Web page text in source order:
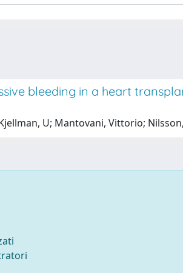
bleeding in a heart
U; Mantovani, Vittorio;